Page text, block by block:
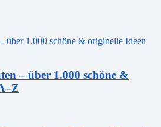
– über 1.000 schöne &